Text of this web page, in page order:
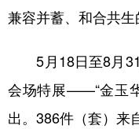
陕西 甘
新疆 内
兼容并蓄、和合共生
5月18日至8月31
会场特展——“金玉
出。386件（套）来